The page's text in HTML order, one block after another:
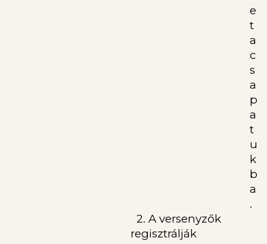
e
t
a
c
s
a
p
a
t
u
k
b
a
.
2. A versenyzők
regisztrálják